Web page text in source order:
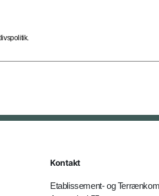
Kontakt
Etablissement- og